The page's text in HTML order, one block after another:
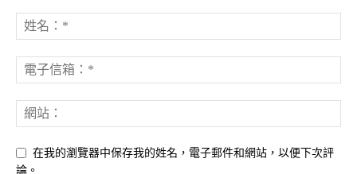
在我的瀏覽器中保存我的姓名，電子郵件和網站，以便下次評
論。